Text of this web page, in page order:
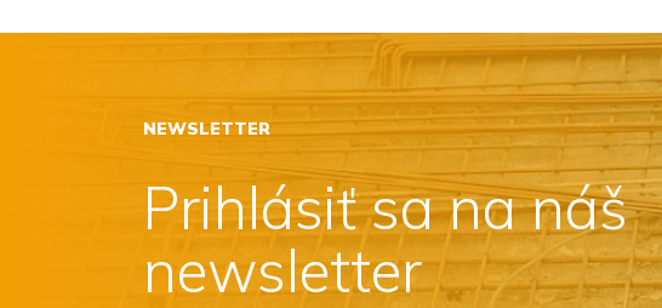
NEWSLETTER
Prihlásiť sa na náš
newsletter